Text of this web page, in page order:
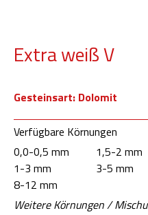
Extra weiß V
Gesteinsart: Dolomit
Verfügbare Körnungen
0,0-0,5 mm
1,5-2 mm
1-3 mm
3-5 mm
8-12 mm
Weitere Körnungen /